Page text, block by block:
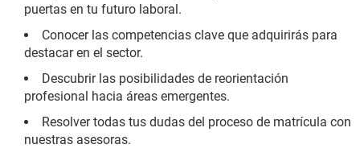
puertas en tu futuro laboral.
Conocer las competencias clave que adquirirás para
destacar en el sector.
Descubrir las posibilidades de reorientación
profesional hacia áreas emergentes.
Resolver todas tus dudas del proceso de matrícula con
nuestras asesoras.